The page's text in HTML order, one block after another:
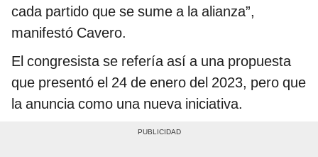
cada partido que se sume a la alianza”,
manifestó Cavero.
El congresista se refería así a una propuesta
que presentó el 24 de enero del 2023, pero que
la anuncia como una nueva iniciativa.